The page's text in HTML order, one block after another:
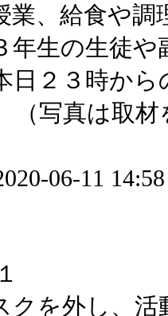
業、給食や
年生の生徒
日２３時か
（写真は取
06-11
を外し、活